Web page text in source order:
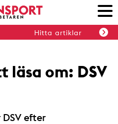
Hitta artiklar
läsa om: DSV
efter